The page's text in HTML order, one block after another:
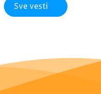
Sve vesti